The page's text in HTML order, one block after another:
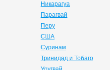
Никарагуа
Парагвай
Перу
США
Суринам
Тринидад и Тобаго